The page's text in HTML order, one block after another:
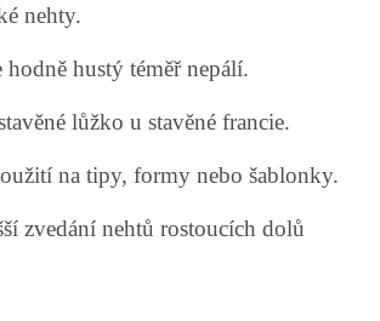
nehty.
hodně hustý téměř nepálí.
lůžko u stavěné francie.
na tipy, formy nebo šablonky.
zvedání nehtů rostoucích dolů